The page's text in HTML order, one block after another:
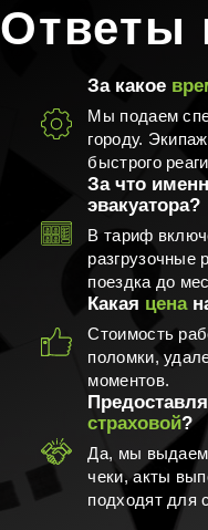
Ответы
За какое
Мы подаем
городу.
быстрого
За что
эвакуатора?
В тариф
разгрузочные
поездка до
Какая цена
Стоимость
поломки,
моментов.
страховой?
Да, мы выдаем
чеки, акты
подходят для